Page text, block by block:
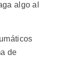
algo al
de